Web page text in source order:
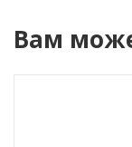
Вам